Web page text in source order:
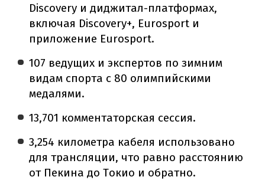
Discovery и диджитал-платформах,
включая Discovery+, Eurosport и
приложение Eurosport.
107 ведущих и экспертов по зимним
видам спорта с 80 олимпийскими
медалями.
13,701 комментаторская сессия.
3,254 километра кабеля использовано
для трансляции, что равно расстоянию
от Пекина до Токио и обратно.